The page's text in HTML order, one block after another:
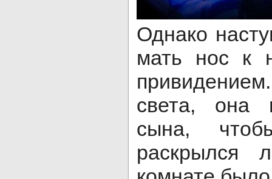
Однако
мать нос к
света, она
сына,